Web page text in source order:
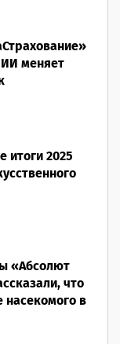
меняет
итоги 2025
«Абсолют
что
насекомого в